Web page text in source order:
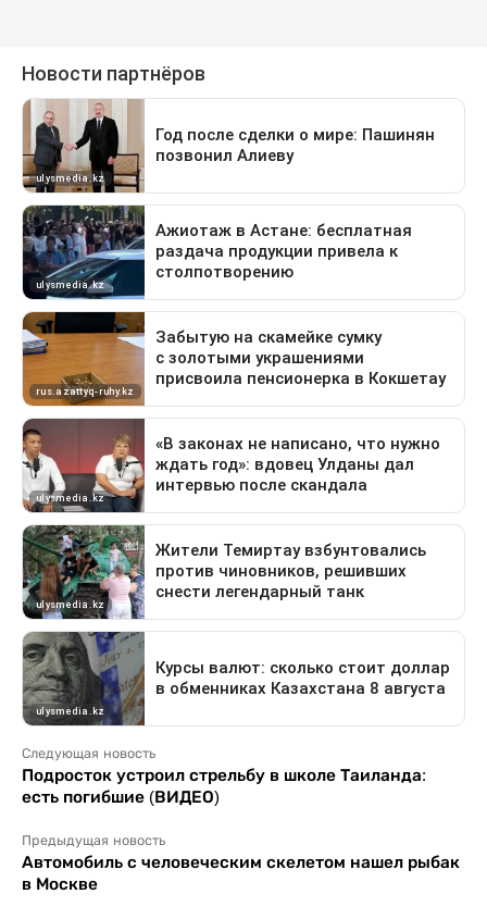
Следующая новость
Подросток устроил стрельбу в школе Таиланда:
есть погибшие (ВИДЕО)
Предыдущая новость
Автомобиль с человеческим скелетом нашел рыбак
в Москве